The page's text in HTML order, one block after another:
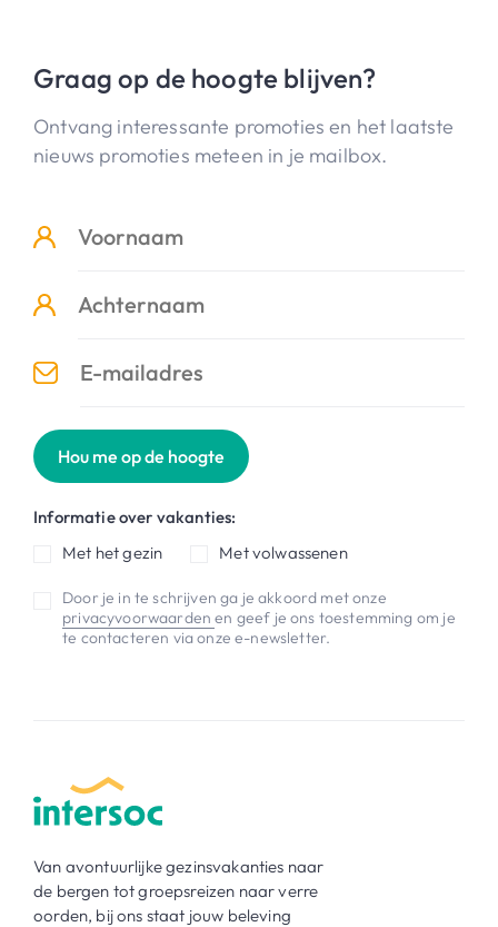
Graag op de hoogte blijven?
Ontvang interessante promoties en het laatste
nieuws promoties meteen in je mailbox.
Hou me op de hoogte
Informatie over vakanties:
Met het gezin
Met volwassenen
Door je in te schrijven ga je akkoord met onze
privacyvoorwaardenen geef je ons toestemming om je
te contacteren via onze e-newsletter.
Van avontuurlijke gezinsvakanties naar
de bergen tot groepsreizen naar verre
oorden, bij ons staat jouw beleving